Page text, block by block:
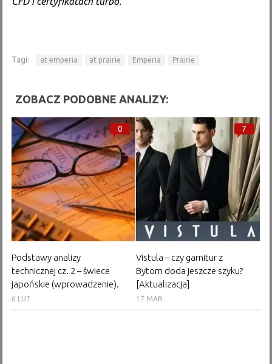
Tagi: at emperia at prairie Emperia Prairie
ZOBACZ PODOBNE ANALIZY:
0
Podstawy analizy
technicznej cz. 2 – świece
japońskie (wprowadzenie).
6 LUT
7
Vistula – czy garnitur z
Bytom doda jeszcze szyku?
[Aktualizacja]
17 MAR